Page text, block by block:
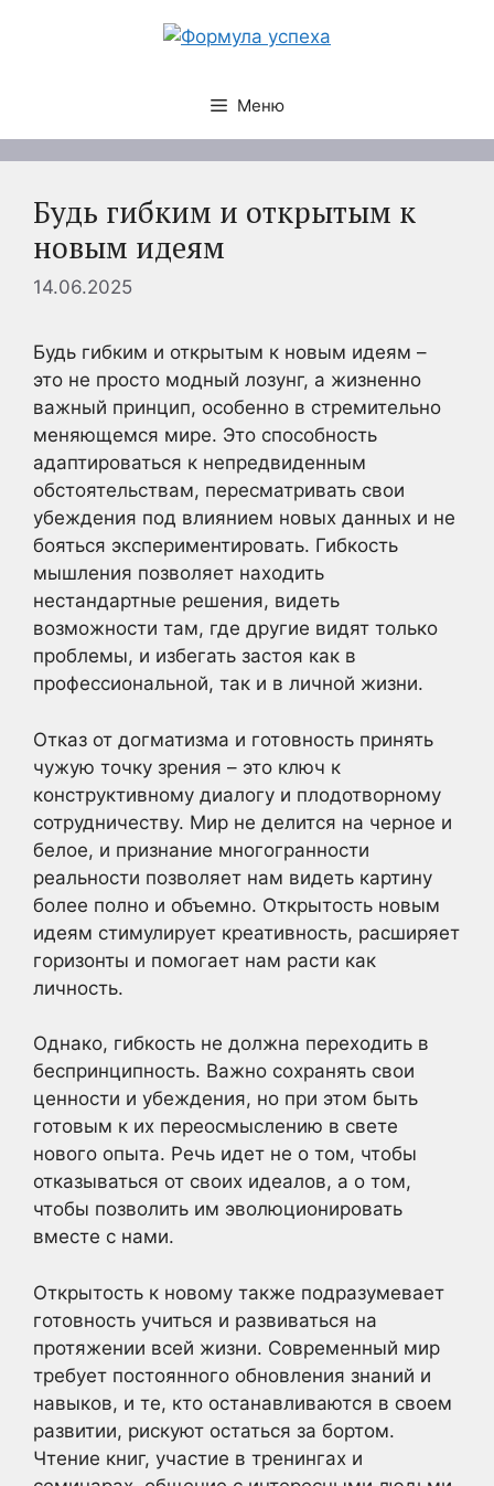
Меню
Будь гибким и открытым к
новым идеям
14.06.2025
Будь гибким и открытым к новым идеям –
это не просто модный лозунг, а жизненно
важный принцип, особенно в стремительно
меняющемся мире. Это способность
адаптироваться к непредвиденным
обстоятельствам, пересматривать свои
убеждения под влиянием новых данных и не
бояться экспериментировать. Гибкость
мышления позволяет находить
нестандартные решения, видеть
возможности там, где другие видят только
проблемы, и избегать застоя как в
профессиональной, так и в личной жизни.
Отказ от догматизма и готовность принять
чужую точку зрения – это ключ к
конструктивному диалогу и плодотворному
сотрудничеству. Мир не делится на черное и
белое, и признание многогранности
реальности позволяет нам видеть картину
более полно и объемно. Открытость новым
идеям стимулирует креативность, расширяет
горизонты и помогает нам расти как
личность.
Однако, гибкость не должна переходить в
беспринципность. Важно сохранять свои
ценности и убеждения, но при этом быть
готовым к их переосмыслению в свете
нового опыта. Речь идет не о том, чтобы
отказываться от своих идеалов, а о том,
чтобы позволить им эволюционировать
вместе с нами.
Открытость к новому также подразумевает
готовность учиться и развиваться на
протяжении всей жизни. Современный мир
требует постоянного обновления знаний и
навыков, и те, кто останавливаются в своем
развитии, рискуют остаться за бортом.
Чтение книг, участие в тренингах и